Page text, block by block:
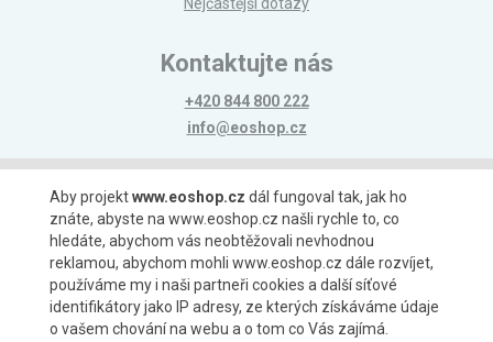
Nejčastější dotazy
Kontaktujte nás
+420 844 800 222
info@eoshop.cz
Možnosti platby
Možnosti dopravy
Aby projektwww.eoshop.cz dál fungoval tak, jak ho
znáte, abyste na www.eoshop.cz našli rychle to, co
hledáte, abychom vás neobtěžovali nevhodnou
reklamou, abychom mohli www.eoshop.cz dále rozvíjet,
používáme my i naši partneři cookies a další síťové
identifikátory jako IP adresy, ze kterých získáváme údaje
o vašem chování na webu a o tom co Vás zajímá.